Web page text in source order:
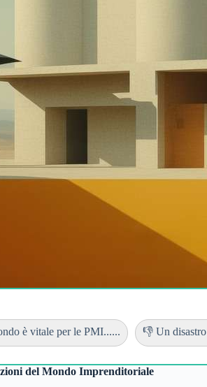
è vitale per le PMI......
👎 Un
del Mondo Imprenditoriale